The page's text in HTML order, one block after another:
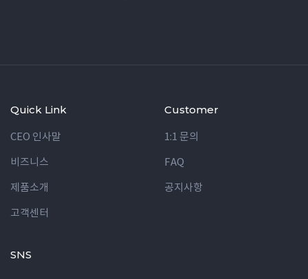
Quick Link
CEO 인사말
비즈니스
제품소개
고객센터
SNS
Customer
1:1 문의
FAQ
공지사항